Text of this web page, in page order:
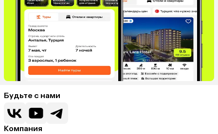
Будьте с нами
Компания